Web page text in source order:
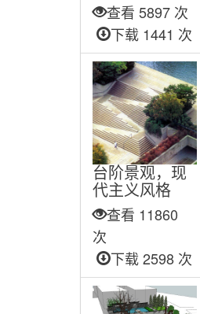
查看 5897 次
下载 1441 次
台阶景观，现
代主义风格
查看 11860
次
下载 2598 次